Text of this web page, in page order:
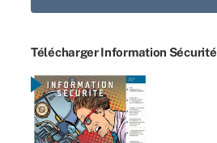
Télécharger Information Sécurité